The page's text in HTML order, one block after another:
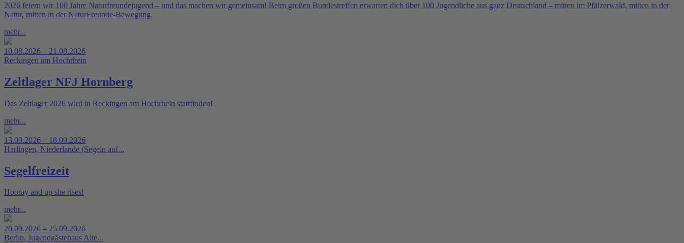
2026 feiern wir 100 Jahre Naturfreundejugend – und das machen wir gemeinsam! Beim großen Bundestreffen erwarten dich über 100 Jugendliche aus ganz Deutschland – mitten im Pfälzerwald, mitten in der
Natur, mitten in der NaturFreunde-Bewegung.
mehr...
10.08.2026 – 21.08.2026
Reckingen am Hochrhein
Zeltlager NFJ Hornberg
Das Zeltlager 2026 wird in Reckingen am Hochrhein stattfinden!
mehr...
13.09.2026 – 18.09.2026
Harlingen, Niederlande (Segeln auf...
Segelfreizeit
Hooray and up she rises!
mehr...
20.09.2026 – 25.09.2026
Berlin, Jugendgästehaus Alte...